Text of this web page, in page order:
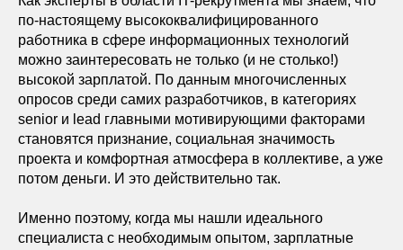
по-настоящему высококвалифицированного
работника в сфере информационных технологий
можно заинтересовать не только (и не столько!)
высокой зарплатой. По данным многочисленных
опросов среди самих разработчиков, в категориях
senior и lead главными мотивирующими факторами
становятся признание, социальная значимость
проекта и комфортная атмосфера в коллективе, а уже
потом деньги. И это действительно так.
Именно поэтому, когда мы нашли идеального
специалиста с необходимым опытом, зарплатные